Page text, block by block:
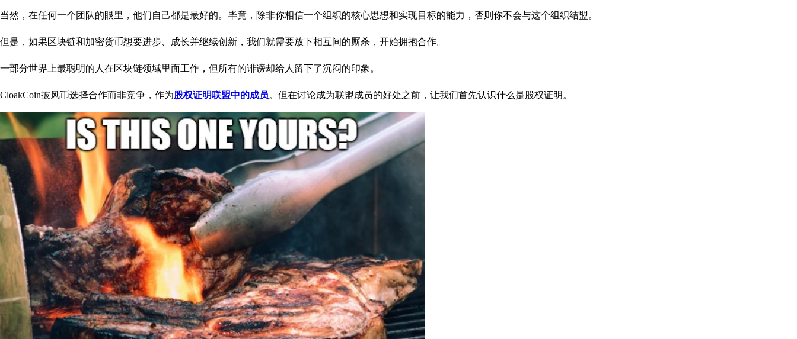
当然，在任何一个团队的眼里，他们自己都是最好的。毕竟，除非你相信一个组织的核心思想和实现目标的能力，否则你不会与这个组织结盟。
但是，如果区块链和加密货币想要进步、成长并继续创新，我们就需要放下相互间的厮杀，开始拥抱合作。
一部分世界上最聪明的人在区块链领域里面工作，但所有的诽谤却给人留下了沉闷的印象。
CloakCoin披风币选择合作而非竞争，作为股权证明联盟中的成员。但在讨论成为联盟成员的好处之前，让我们首先认识什么是股权证明。